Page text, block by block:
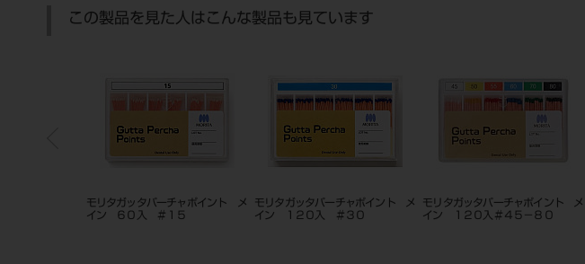
この製品を見た人はこんな製品も見ています
モリタガッタパーチャポイント メ
イン １２０入 ＃６０
モリタガッタパーチャポイント メ
イン １２０入 ＃４５
松風イエローワックス